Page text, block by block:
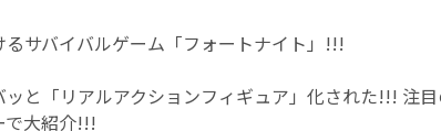
サバイバルゲーム「フォートナイト」!!!
と「リアルアクションフィギュア」化された!!! 注
で大紹介!!!